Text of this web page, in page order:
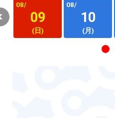
08/
09
(日)
08/
10
(月)